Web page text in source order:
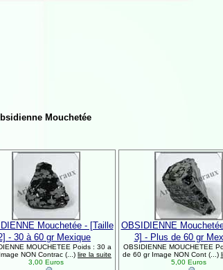
Mouchetée
Mouchetée - [Taille
- 30 à 60 gr Mexique
MOUCHETEE Poids : 30 a
NON Contrac (...) lire la suite
3,00 Euros
OBSIDIENNE
3] - Plus de 60 gr
OBSIDIENNE MOUCHETEE
de 60 gr Image NON Cont (...)
5,00 Euros